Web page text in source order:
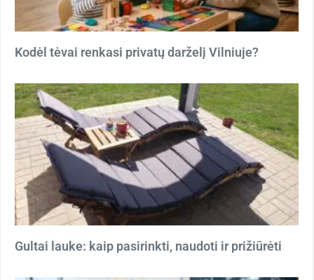
Kodėl tėvai renkasi privatų darželį Vilniuje?
Gultai lauke: kaip pasirinkti, naudoti ir prižiūrėti